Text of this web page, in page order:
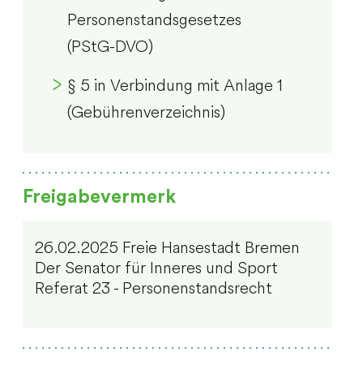
Personenstandsgesetzes
(PStG-DVO)
§ 5 in Verbindung mit Anlage 1
(Gebührenverzeichnis)
Freigabevermerk
26.02.2025 Freie Hansestadt Bremen
Der Senator für Inneres und Sport
Referat 23 - Personenstandsrecht